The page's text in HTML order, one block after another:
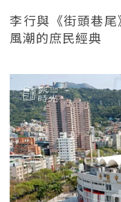
李行與《街頭巷尾
風潮的庶民經典